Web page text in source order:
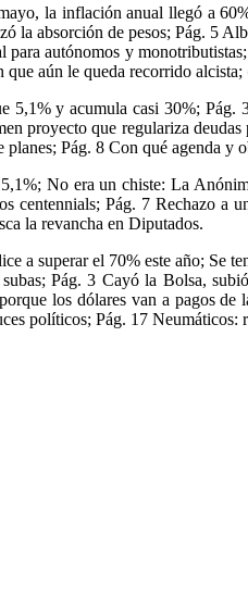
la inflación anual llegó a
la absorción de pesos; Pág. 5
autónomos y
aún le queda recorrido alcista;
5,1% y acumula casi 30%; Pág.
proyecto que regulariza
Pág. 8 Con qué agenda
No era un chiste: La
centennials; Pág. 7 Rechazo a
la revancha en Diputados.
a superar el 70% este año; Se
Pág. 3 Cayó la Bolsa,
los dólares van a pagos
políticos; Pág. 17